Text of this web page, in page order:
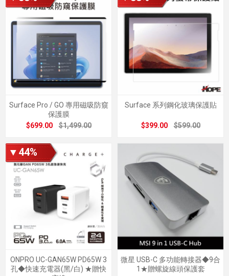
Surface Pro / GO 專用磁吸防窺
保護膜
$699.00
$1,499.00
Surface 系列鋼化玻璃保護貼
$399.00 $599.00
▼44%
ONPRO UC-GAN65W PD65W 3
孔◆快速充電器(黑/白) ★贈快
微星 USB-C 多功能轉接器◆9合
1★贈螺旋線頭保護套